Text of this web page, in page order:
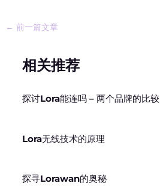
← 前一篇文章
相关推荐
探讨Lora能连吗 – 两个品牌的比较
Lora无线技术的原理
探寻Lorawan的奥秘